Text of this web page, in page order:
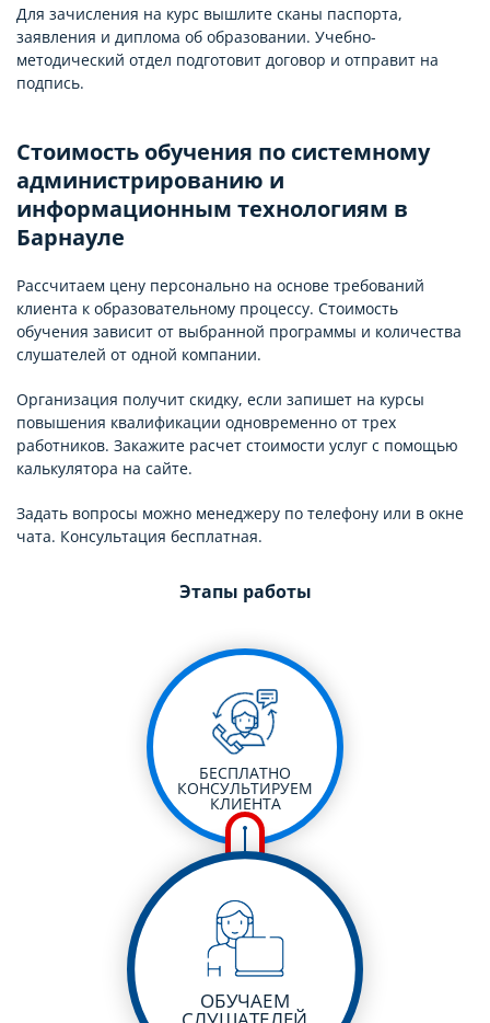
Для зачисления на курс вышлите сканы паспорта,
заявления и диплома об образовании. Учебно-
методический отдел подготовит договор и отправит на
подпись.
Стоимость обучения по системному
администрированию и
информационным технологиям в
Барнауле
Рассчитаем цену персонально на основе требований
клиента к образовательному процессу. Стоимость
обучения зависит от выбранной программы и количества
слушателей от одной компании.
Организация получит скидку, если запишет на курсы
повышения квалификации одновременно от трех
работников. Закажите расчет стоимости услуг с помощью
калькулятора на сайте.
Задать вопросы можно менеджеру по телефону или в окне
чата. Консультация бесплатная.
Этапы работы
БЕСПЛАТНО
КОНСУЛЬТИРУЕМ
КЛИЕНТА
ОБУЧАЕМ